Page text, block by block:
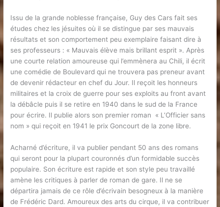
Issu de la grande noblesse française, Guy des Cars fait ses
études chez les jésuites où il se distingue par ses mauvais
résultats et son comportement peu exemplaire faisant dire à
ses professeurs : « Mauvais élève mais brillant esprit ». Après
une courte relation amoureuse qui l’emmènera au Chili, il écrit
une comédie de Boulevard qui ne trouvera pas preneur avant
de devenir rédacteur en chef du Jour. Il reçoit les honneurs
militaires et la croix de guerre pour ses exploits au front avant
la débâcle puis il se retire en 1940 dans le sud de la France
pour écrire. Il publie alors son premier roman « L’Officier sans
nom » qui reçoit en 1941 le prix Goncourt de la zone libre.
Acharné d’écriture, il va publier pendant 50 ans des romans
qui seront pour la plupart couronnés d’un formidable succès
populaire. Son écriture est rapide et son style peu travaillé
amène les critiques à parler de roman de gare. Il ne se
départira jamais de ce rôle d’écrivain besogneux à la manière
de Frédéric Dard. Amoureux des arts du cirque, il va contribuer